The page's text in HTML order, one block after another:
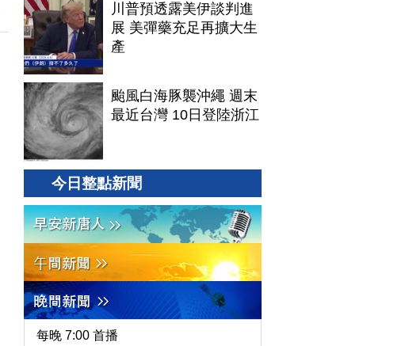
川普預透露美伊談判進
展 美彈藥充足再擴大生
產
颱風白海豚襲沖繩 週末
最近台灣 10日登陸浙江
今日整點新聞
每晚 7:00 首播